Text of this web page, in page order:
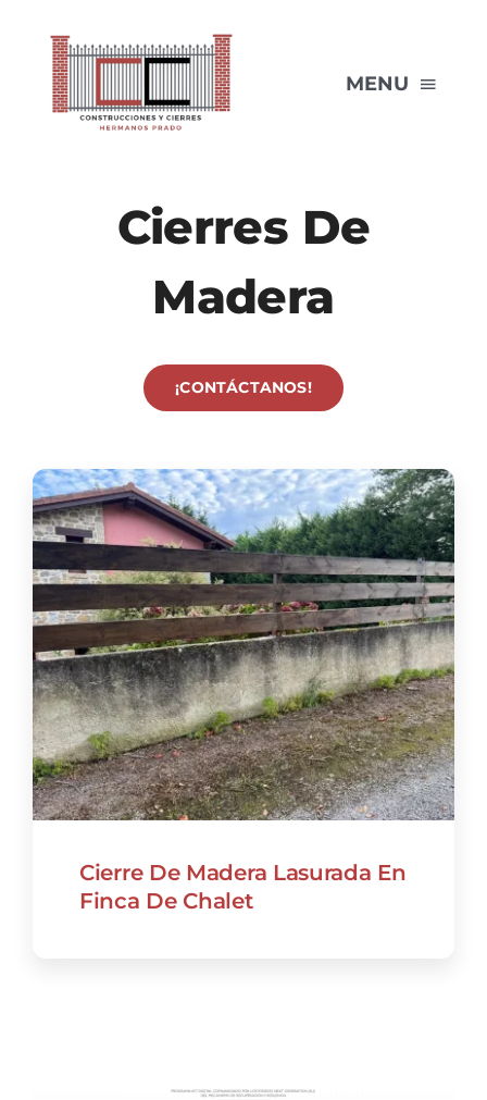
content
MENU
SERVICIOS
PORTFOLIO
BLOG
CONTACTO
Cierres De
Madera
¡CONTÁCTANOS!
Cierre De Madera Lasurada En
Finca De Chalet